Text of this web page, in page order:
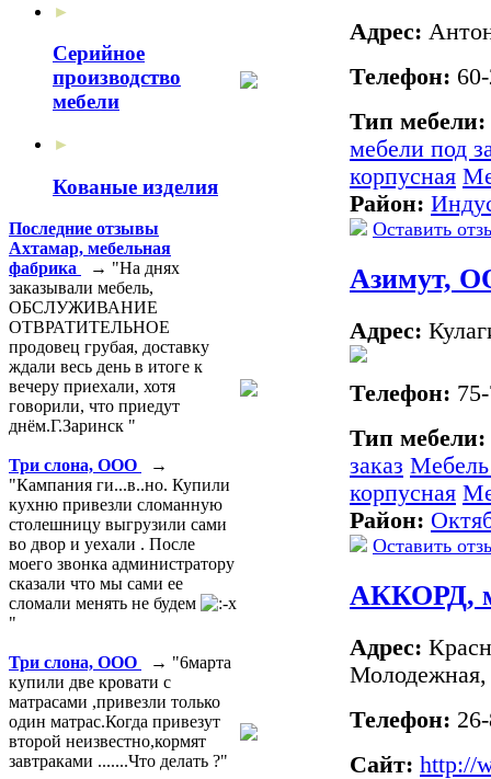
►
Серийное
производство
мебели
►
Кованые изделия
Последние отзывы
Ахтамар, мебельная
фабрика
→ "На днях
заказывали мебель,
ОБСЛУЖИВАНИЕ
ОТВРАТИТЕЛЬНОЕ
продовец грубая, доставку
ждали весь день в итоге к
вечеру приехали, хотя
говорили, что приедут
днём.Г.Заринск "
Три слона, ООО
→
"Кампания ги...в..но. Купили
кухню привезли сломанную
столешницу выгрузили сами
во двор и уехали . После
моего звонка администратору
сказали что мы сами ее
сломали менять не будем
"
Три слона, ООО
→ "6марта
купили две кровати с
матрасами ,привезли только
один матрас.Когда привезут
второй неизвестно,кормят
завтраками .......Что делать ?"
Адрес:
Телефон:
Тип мебели:
мебели под
корпусная
Район:
Оставить
Азимут,
Адрес:
Телефон:
Тип мебели:
заказ Мебель
корпусная
Район:
Оставить
АККОРД,
Адрес:
Телефон:
Сайт: http://